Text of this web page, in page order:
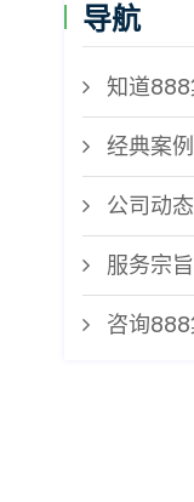
导航
知道
经典案例
公司动态
服务宗旨
咨询